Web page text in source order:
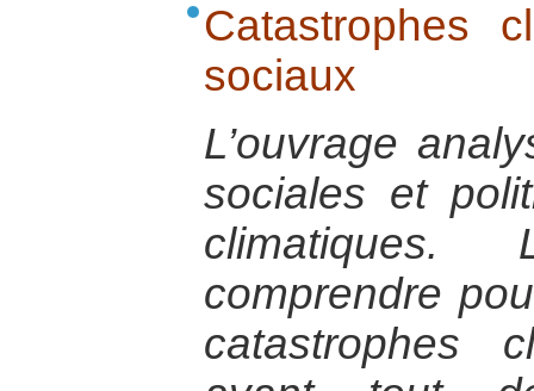
Catastrophes
sociaux
L’ouvrage
sociales et
climatiques.
comprendre
catastrophes